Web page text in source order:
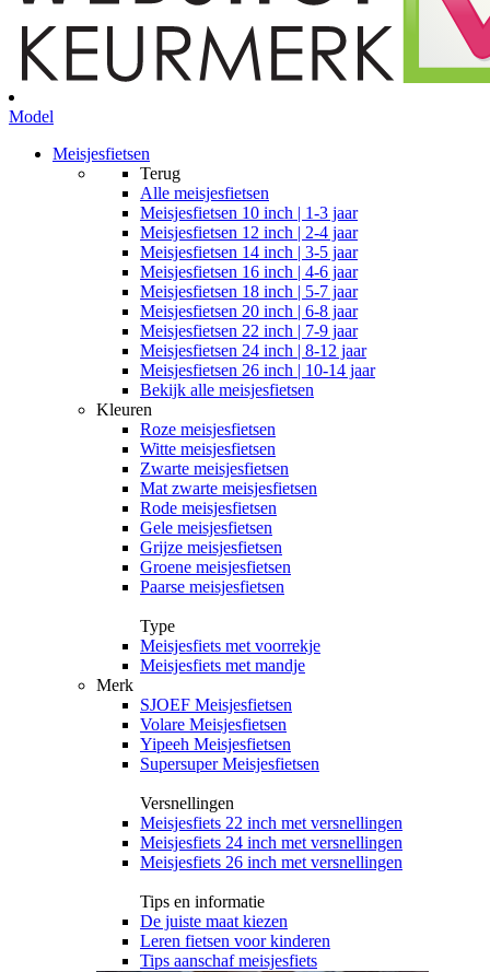
Model
Meisjesfietsen
Terug
Alle meisjesfietsen
Meisjesfietsen 10 inch | 1-3 jaar
Meisjesfietsen 12 inch | 2-4 jaar
Meisjesfietsen 14 inch | 3-5 jaar
Meisjesfietsen 16 inch | 4-6 jaar
Meisjesfietsen 18 inch | 5-7 jaar
Meisjesfietsen 20 inch | 6-8 jaar
Meisjesfietsen 22 inch | 7-9 jaar
Meisjesfietsen 24 inch | 8-12 jaar
Meisjesfietsen 26 inch | 10-14 jaar
Bekijk alle meisjesfietsen
Kleuren
Roze meisjesfietsen
Witte meisjesfietsen
Zwarte meisjesfietsen
Mat zwarte meisjesfietsen
Rode meisjesfietsen
Gele meisjesfietsen
Grijze meisjesfietsen
Groene meisjesfietsen
Paarse meisjesfietsen
Type
Meisjesfiets met voorrekje
Meisjesfiets met mandje
Merk
SJOEF Meisjesfietsen
Volare Meisjesfietsen
Yipeeh Meisjesfietsen
Supersuper Meisjesfietsen
Versnellingen
Meisjesfiets 22 inch met versnellingen
Meisjesfiets 24 inch met versnellingen
Meisjesfiets 26 inch met versnellingen
Tips en informatie
De juiste maat kiezen
Leren fietsen voor kinderen
Tips aanschaf meisjesfiets